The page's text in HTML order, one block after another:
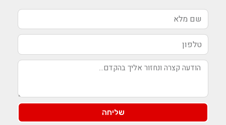
שליחה